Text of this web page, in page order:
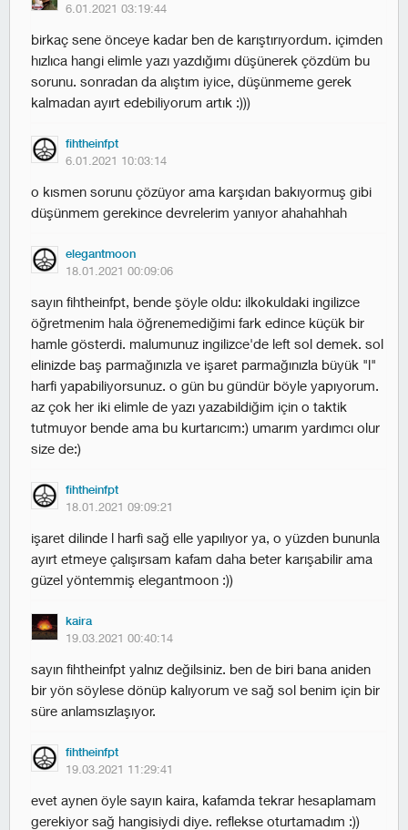
6.01.2021 03:19:44
birkaç sene önceye kadar ben de karıştırıyordum. içimden
hızlıca hangi elimle yazı yazdığımı düşünerek çözdüm bu
sorunu. sonradan da alıştım iyice, düşünmeme gerek
kalmadan ayırt edebiliyorum artık :)))
fihtheinfpt
6.01.2021 10:03:14
o kısmen sorunu çözüyor ama karşıdan bakıyormuş gibi
düşünmem gerekince devrelerim yanıyor ahahahhah
elegantmoon
18.01.2021 00:09:06
sayın fihtheinfpt, bende şöyle oldu: ilkokuldaki ingilizce
öğretmenim hala öğrenemediğimi fark edince küçük bir
hamle gösterdi. malumunuz ingilizce'de left sol demek. sol
elinizde baş parmağınızla ve işaret parmağınızla büyük "l"
harfi yapabiliyorsunuz. o gün bu gündür böyle yapıyorum.
az çok her iki elimle de yazı yazabildiğim için o taktik
tutmuyor bende ama bu kurtarıcım:) umarım yardımcı olur
size de:)
fihtheinfpt
18.01.2021 09:09:21
işaret dilinde l harfi sağ elle yapılıyor ya, o yüzden bununla
ayırt etmeye çalışırsam kafam daha beter karışabilir ama
güzel yöntemmiş elegantmoon :))
kaira
19.03.2021 00:40:14
sayın fihtheinfpt yalnız değilsiniz. ben de biri bana aniden
bir yön söylese dönüp kalıyorum ve sağ sol benim için bir
süre anlamsızlaşıyor.
fihtheinfpt
19.03.2021 11:29:41
evet aynen öyle sayın kaira, kafamda tekrar hesaplamam
gerekiyor sağ hangisiydi diye. reflekse oturtamadım :))